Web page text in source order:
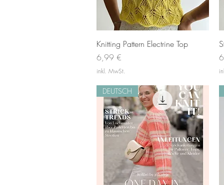
Schnellansicht
Knitting Pattern Electrine Top
Preis
6,99 €
inkl. MwSt.
DEUTSCH